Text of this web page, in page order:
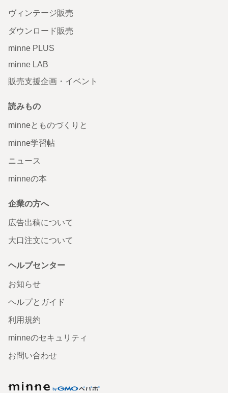
ヴィンテージ販売
ダウンロード販売
minne PLUS
minne LAB
販売支援企画・イベント
読みもの
minneとものづくりと
minne学習帖
ニュース
minneの本
企業の方へ
広告出稿について
大口注文について
ヘルプセンター
お知らせ
ヘルプとガイド
利用規約
minneのセキュリティ
お問い合わせ